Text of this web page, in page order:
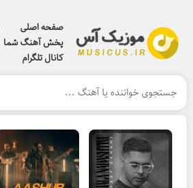
صفحه اصلی
پخش آهنگ شما
کانال تلگرام